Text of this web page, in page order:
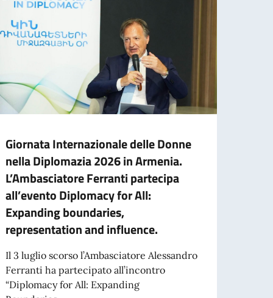
Giornata Internazionale delle Donne
nella Diplomazia 2026 in Armenia.
L’Ambasciatore Ferranti partecipa
all’evento Diplomacy for All:
Expanding boundaries,
representation and influence.
Il 3 luglio scorso l’Ambasciatore Alessandro
Ferranti ha partecipato all’incontro
“Diplomacy for All: Expanding